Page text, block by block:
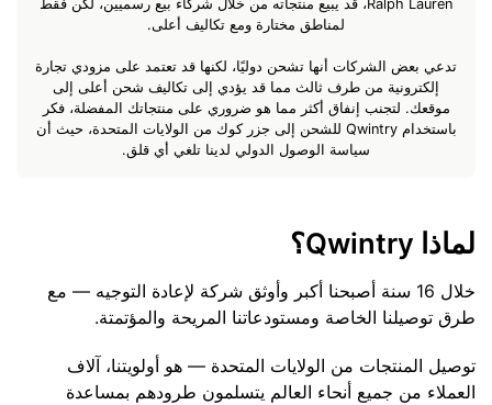
Ralph Lauren، قد يبيع منتجاته من خلال شركاء بيع رسميين، لكن فقط
لمناطق مختارة ومع تكاليف أعلى.
تدعي بعض الشركات أنها تشحن دوليًا، لكنها قد تعتمد على مزودي تجارة
إلكترونية من طرف ثالث مما قد يؤدي إلى تكاليف شحن أعلى إلى
موقعك. لتجنب إنفاق أكثر مما هو ضروري على منتجاتك المفضلة، فكر
باستخدام Qwintry للشحن إلى جزر كوك من الولايات المتحدة، حيث أن
سياسة الوصول الدولي لدينا تلغي أي قلق.
لماذا Qwintry؟
خلال 16 سنة أصبحنا أكبر وأوثق شركة لإعادة التوجيه — مع
طرق توصيلنا الخاصة ومستودعاتنا المريحة والمؤتمتة.
توصيل المنتجات من الولايات المتحدة — هو أولويتنا، آلاف
العملاء من جميع أنحاء العالم يتسلمون طرودهم بمساعدة